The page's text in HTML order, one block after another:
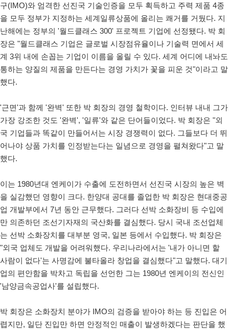
구(IMO)와 엄격한 선진국 기술인증을 모두 획득하고 주력 제품 4종
을 모두 정부가 지정하는 세계일류상품에 올리는 쾌거를 거뒀다. 지
난해에는 정부의 '월드클래스 300' 프로젝트 기업에 선정됐다. 박 회
장은 "월드클래스 기업은 글로벌 시장점유율이나 기술력 면에서 세
계 3위 내에 손꼽는 기업이 이름을 올릴 수 있다. 세계 어디에 내놔도
통하는 양질의 제품을 만든다는 경영 가치가 꽃을 피운 것"이라고 말
했다.
'근면'과 함께 '완벽' 또한 박 회장의 경영 철학이다. 인터뷰 내내 그가
가장 강조한 것도 '완벽', '일류'와 같은 단어들이었다. 박 회장은 "외
국 기업들과 똑같이 만들어서는 시장 경쟁력이 없다. 그들보다 더 뛰
어나야 상품 가치를 인정받는다는 일념으로 경영을 펼쳐왔다"고 말
했다.
이는 1980년대 엔케이가 수출에 도전하면서 선진국 시장의 높은 벽
을 실감했던 영향이 크다. 한양대 공대를 졸업한 박 회장은 현대중공
업 개발부에서 7년 동안 근무했다. 그러다 선박 소화장비 등 수입에
만 의존하던 조선기자재의 국산화를 결심했다. 당시 국내 조선업체
는 선박 소화장치를 대부분 영국, 일본 등에서 수입했다. 박 회장은
"외국 업체도 개발을 어려워했다. 우리나라에서는 '내가 아니면 할
사람이 없다'는 사명감에 불타올라 창업을 결심했다"고 말했다. 대기
업의 편안함을 박차고 독립을 선언한 그는 1980년 엔케이의 전신인
'남양금속공업사'를 설립했다.
박 회장은 소화장치 분야가 IMO의 검증을 받아야 하는 등 진입은 어
렵지만, 일단 진입만 하면 안정적인 매출이 발생하겠다는 판단을 했